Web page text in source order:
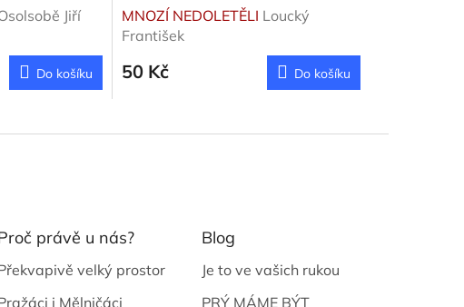
Jiří
Do košíku
MNOZÍ NEDOLETĚLI Loucký
František
50 Kč Do košíku
právě u nás?
velký prostor
i Mělničáci
Blog
Je to ve vašich rukou
PRÝ MÁME BÝT